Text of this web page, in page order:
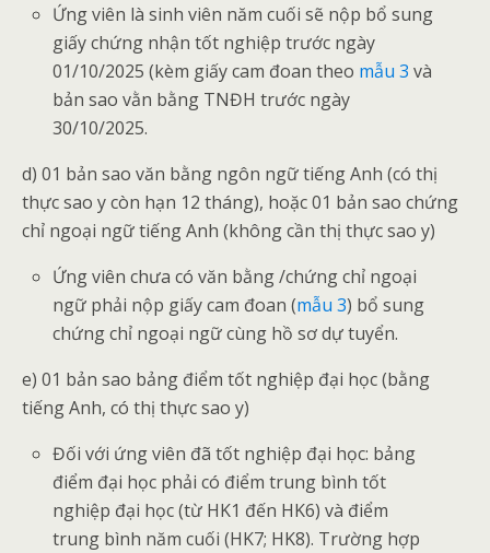
Ứng viên là sinh viên năm cuối sẽ nộp bổ sung
giấy chứng nhận tốt nghiệp trước ngày
01/10/2025 (kèm giấy cam đoan theo mẫu 3 và
bản sao vằn bằng TNĐH trước ngày
30/10/2025.
d) 01 bản sao văn bằng ngôn ngữ tiếng Anh (có thị
thực sao y còn hạn 12 tháng), hoặc 01 bản sao chứng
chỉ ngoại ngữ tiếng Anh (không cần thị thực sao y)
Ứng viên chưa có văn bằng /chứng chỉ ngoại
ngữ phải nộp giấy cam đoan (mẫu 3) bổ sung
chứng chỉ ngoại ngữ cùng hồ sơ dự tuyển.
e) 01 bản sao bảng điểm tốt nghiệp đại học (bằng
tiếng Anh, có thị thực sao y)
Đối với ứng viên đã tốt nghiệp đại học: bảng
điểm đại học phải có điểm trung bình tốt
nghiệp đại học (từ HK1 đến HK6) và điểm
trung bình năm cuối (HK7; HK8). Trường hợp